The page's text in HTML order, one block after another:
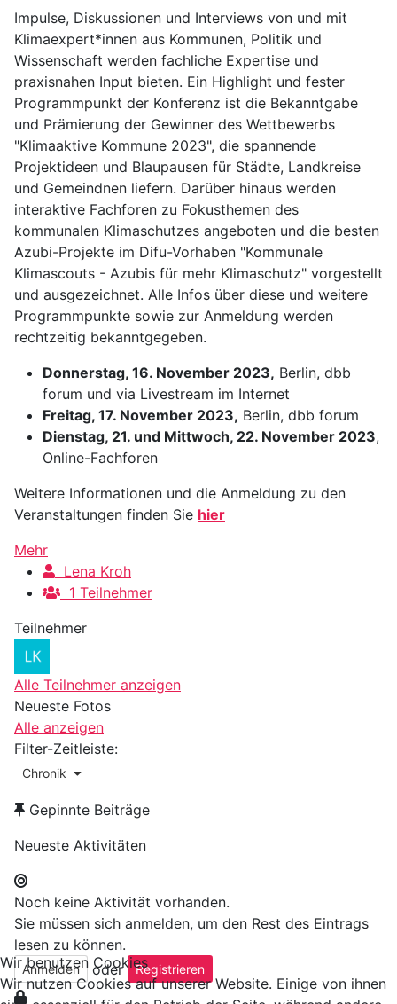
Impulse, Diskussionen und Interviews von und mit
Klimaexpert*innen aus Kommunen, Politik und
Wissenschaft werden fachliche Expertise und
praxisnahen Input bieten. Ein Highlight und fester
Programmpunkt der Konferenz ist die Bekanntgabe
und Prämierung der Gewinner des Wettbewerbs
"Klimaaktive Kommune 2023", die spannende
Projektideen und Blaupausen für Städte, Landkreise
und Gemeindnen liefern. Darüber hinaus werden
interaktive Fachforen zu Fokusthemen des
kommunalen Klimaschutzes angeboten und die besten
Azubi-Projekte im Difu-Vorhaben "Kommunale
Klimascouts - Azubis für mehr Klimaschutz" vorgestellt
und ausgezeichnet. Alle Infos über diese und weitere
Programmpunkte sowie zur Anmeldung werden
rechtzeitig bekanntgegeben.
Donnerstag, 16. November 2023, Berlin, dbb
forum und via Livestream im Internet
Freitag, 17. November 2023, Berlin, dbb forum
Dienstag, 21. und Mittwoch, 22. November 2023,
Online-Fachforen
Weitere Informationen und die Anmeldung zu den
Veranstaltungen finden Sie hier
Mehr
Lena Kroh
1 Teilnehmer
Teilnehmer
Alle Teilnehmer anzeigen
Neueste Fotos
Alle anzeigen
Filter-Zeitleiste:
Chronik
Gepinnte Beiträge
Neueste Aktivitäten
Noch keine Aktivität vorhanden.
Sie müssen sich anmelden, um den Rest des Eintrags
lesen zu können.
Anmelden oder Registrieren
Wir benutzen Cookies
Wir nutzen Cookies auf unserer Website. Einige von ihnen